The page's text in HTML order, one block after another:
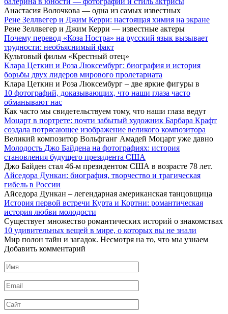
Анастасия Волочкова — одна из самых известных
Рене Зеллвегер и Джим Керри: настоящая химия на экране
Рене Зеллвегер и Джим Керри — известные актеры
Почему перевод «Коза Ностра» на русский язык вызывает
трудности: необъяснимый факт
Культовый фильм «Крестный отец»
Клара Цеткин и Роза Люксембург: биография и история
борьбы двух лидеров мирового пролетариата
Клара Цеткин и Роза Люксембург – две яркие фигуры в
10 фотографий, доказывающих, что наши глаза часто
обманывают нас
Как часто мы свидетельствуем тому, что наши глаза ведут
Моцарт в портрете: почти забытый художник Барбара Крафт
создала потрясающее изображение великого композитора
Великий композитор Вольфганг Амадей Моцарт уже давно
Молодость Джо Байдена на фотографиях: история
становления будущего президента США
Джо Байден стал 46-м президентом США в возрасте 78 лет.
Айседора Дункан: биография, творчество и трагическая
гибель в России
Айседора Дункан – легендарная американская танцовщица
История первой встречи Курта и Кортни: романтическая
история любви молодости
Существует множество романтических историй о знакомствах
10 удивительных вещей в мире, о которых вы не знали
Мир полон тайн и загадок. Несмотря на то, что мы узнаем
Добавить комментарий
Имя
*
Email
*
Сайт